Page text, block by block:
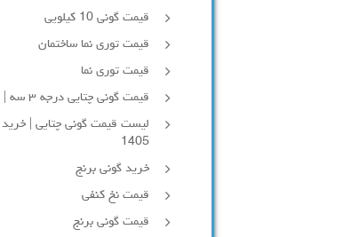
قیمت گونی 10 کیلویی
قیمت توری نما ساختمان
قیمت توری نما
قیمت گونی چتایی درجه ۳ سه | خرید امروز
لیست قیمت گونی چتایی | خرید
1405
خرید گونی برنج
قیمت نخ کنفی
قیمت گونی برنج